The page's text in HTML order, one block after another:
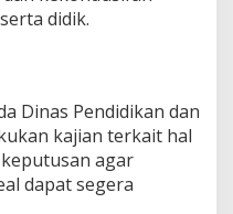
didik.
Dinas Pendidikan dan
kajian terkait hal
agar
dapat segera